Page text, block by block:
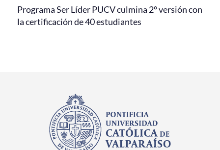
Programa Ser Líder PUCV culmina 2° versión con
la certificación de 40 estudiantes